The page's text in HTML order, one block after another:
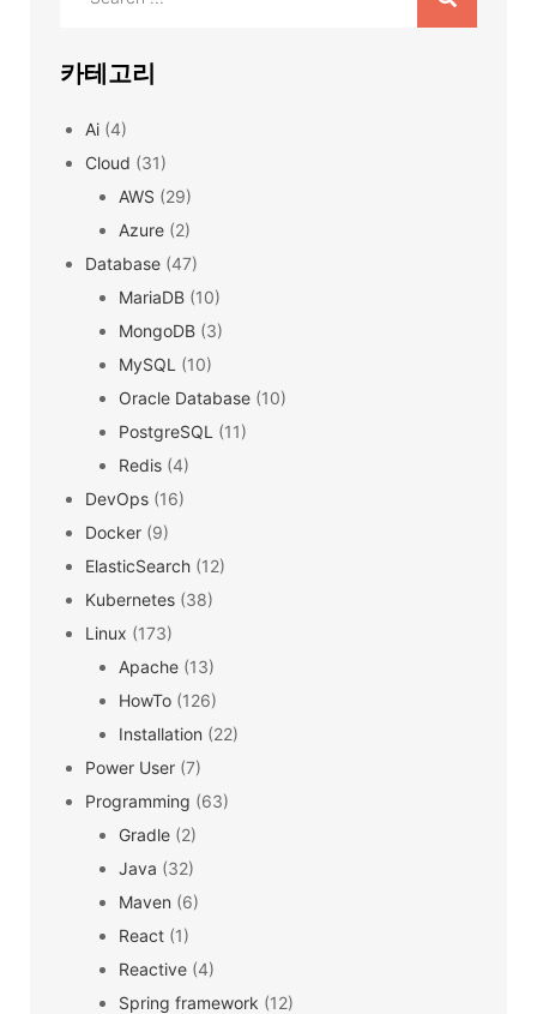
카테고리
Ai (4)
Cloud (31)
AWS (29)
Azure (2)
Database (47)
MariaDB (10)
MongoDB (3)
MySQL (10)
Oracle Database (10)
PostgreSQL (11)
Redis (4)
DevOps (16)
Docker (9)
ElasticSearch (12)
Kubernetes (38)
Linux (173)
Apache (13)
HowTo (126)
Installation (22)
Power User (7)
Programming (63)
Gradle (2)
Java (32)
Maven (6)
React (1)
Reactive (4)
Spring framework (12)